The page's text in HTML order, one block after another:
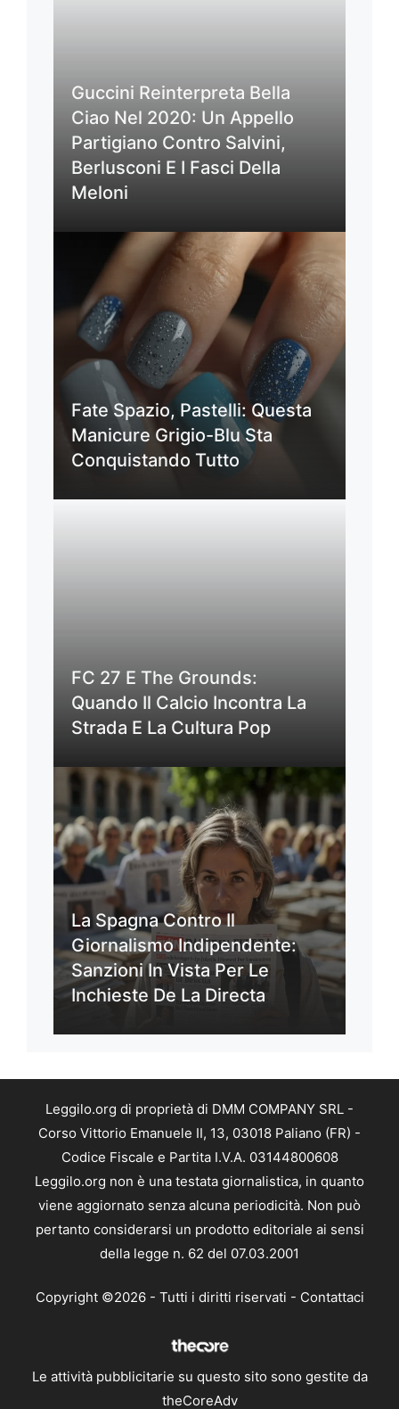
Guccini Reinterpreta Bella
Ciao Nel 2020: Un Appello
Partigiano Contro Salvini,
Berlusconi E I Fasci Della
Meloni
Fate Spazio, Pastelli: Questa
Manicure Grigio-Blu Sta
Conquistando Tutto
FC 27 E The Grounds:
Quando Il Calcio Incontra La
Strada E La Cultura Pop
La Spagna Contro Il
Giornalismo Indipendente:
Sanzioni In Vista Per Le
Inchieste De La Directa
Leggilo.org di proprietà di DMM COMPANY SRL -
Corso Vittorio Emanuele II, 13, 03018 Paliano (FR) -
Codice Fiscale e Partita I.V.A. 03144800608
Leggilo.org non è una testata giornalistica, in quanto
viene aggiornato senza alcuna periodicità. Non può
pertanto considerarsi un prodotto editoriale ai sensi
della legge n. 62 del 07.03.2001
Copyright ©2026 - Tutti i diritti riservati - Contattaci
Le attività pubblicitarie su questo sito sono gestite da
theCoreAdv